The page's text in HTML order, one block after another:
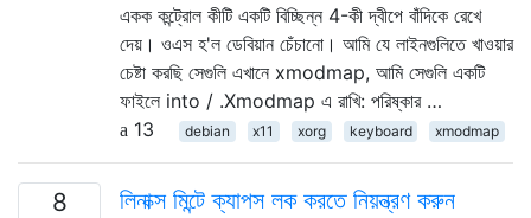
একক কন্ট্রোল কীটি একটি বিচ্ছিন্ন 4-কী দ্বীপে বাঁদিকে রেখে
দেয়। ওএস হ'ল ডেবিয়ান চেঁচানো। আমি যে লাইনগুলিতে খাওয়ার
চেষ্টা করছি সেগুলি এখানে xmodmap, আমি সেগুলি একটি
ফাইলে into / .Xmodmap এ রাখি: পরিষ্কার …
13
debian x11 xorg keyboard xmodmap
8 লিনাক্স মিন্টে ক্যাপস লক করতে নিয়ন্ত্রণ করুন